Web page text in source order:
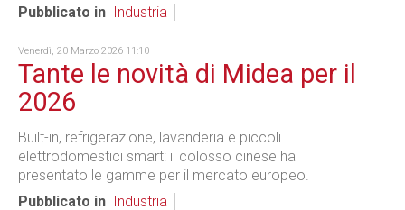
Pubblicato in
Industria
Venerdì, 20 Marzo 2026 11:10
Tante le novità di Midea per il
2026
Built-in, refrigerazione, lavanderia e piccoli
elettrodomestici smart: il colosso cinese ha
presentato le gamme per il mercato europeo.
Pubblicato in
Industria